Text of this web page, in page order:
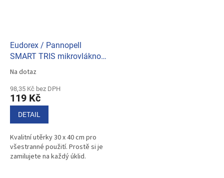
Eudorex / Pannopell
SMART TRIS mikrovlákno
(bal.3ks) 2575-40
Průměrné
produktu
je
5,0
hvězdiček.
Na dotaz
98,35 Kč bez DPH
119 Kč
DETAIL
Kvalitní utěrky 30 x 40 cm pro
všestranné použití. Prostě si je
zamilujete na každý úklid.